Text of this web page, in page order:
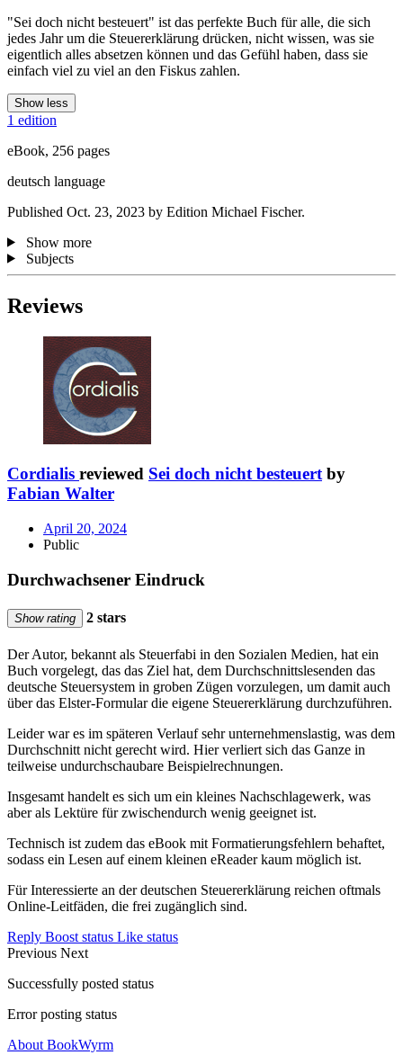
"Sei doch nicht besteuert" ist das perfekte Buch für alle, die sich
jedes Jahr um die Steuererklärung drücken, nicht wissen, was sie
eigentlich alles absetzen können und das Gefühl haben, dass sie
einfach viel zu viel an den Fiskus zahlen.
Show less
1 edition
eBook, 256 pages
deutsch language
Published Oct. 23, 2023 by Edition Michael Fischer.
Show more
Subjects
Reviews
Cordialis reviewed Sei doch nicht besteuertby
Fabian Walter
April 20, 2024
Public
Durchwachsener Eindruck
Show rating 2 stars
Der Autor, bekannt als Steuerfabi in den Sozialen Medien, hat ein
Buch vorgelegt, das das Ziel hat, dem Durchschnittslesenden das
deutsche Steuersystem in groben Zügen vorzulegen, um damit auch
über das Elster-Formular die eigene Steuererklärung durchzuführen.
Leider war es im späteren Verlauf sehr unternehmenslastig, was dem
Durchschnitt nicht gerecht wird. Hier verliert sich das Ganze in
teilweise undurchschaubare Beispielrechnungen.
Insgesamt handelt es sich um ein kleines Nachschlagewerk, was
aber als Lektüre für zwischendurch wenig geeignet ist.
Technisch ist zudem das eBook mit Formatierungsfehlern behaftet,
sodass ein Lesen auf einem kleinen eReader kaum möglich ist.
Für Interessierte an der deutschen Steuererklärung reichen oftmals
Online-Leitfäden, die frei zugänglich sind.
Reply Boost status Like status
Previous Next
Successfully posted status
Error posting status
About BookWyrm